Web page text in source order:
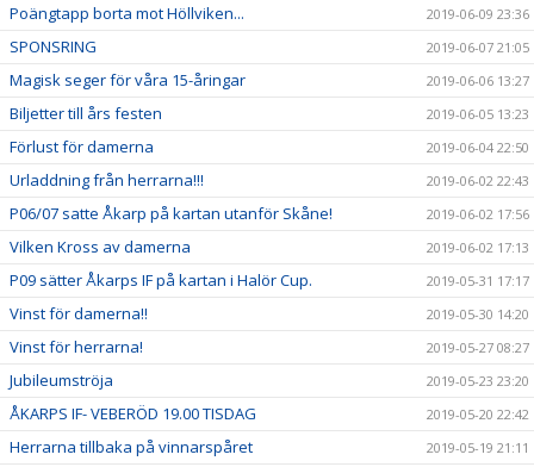
Poängtapp borta mot Höllviken... 2019-06-09 23:36
SPONSRING 2019-06-07 21:05
Magisk seger för våra 15-åringar 2019-06-06 13:27
Biljetter till års festen 2019-06-05 13:23
Förlust för damerna 2019-06-04 22:50
Urladdning från herrarna!!! 2019-06-02 22:43
P06/07 satte Åkarp på kartan utanför Skåne! 2019-06-02 17:56
Vilken Kross av damerna 2019-06-02 17:13
P09 sätter Åkarps IF på kartan i Halör Cup. 2019-05-31 17:17
Vinst för damerna!! 2019-05-30 14:20
Vinst för herrarna! 2019-05-27 08:27
Jubileumströja 2019-05-23 23:20
ÅKARPS IF- VEBERÖD 19.00 TISDAG 2019-05-20 22:42
Herrarna tillbaka på vinnarspåret 2019-05-19 21:11